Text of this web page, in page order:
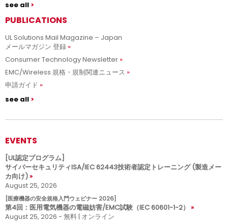
see all
PUBLICATIONS
UL Solutions Mail Magazine – Japan
メールマガジン 登録
Consumer Technology Newsletter
EMC/Wireless 規格・規制関連ニュース
申請ガイド
see all
EVENTS
[UL認定プログラム]
サイバーセキュリティISA/IEC 62443技術者認定トレーニング (製造メー
カ向け)
August 25, 2026
[医療機器の安全規格入門ウェビナー 2026]
第4回：医用電気機器の電磁妨害/EMC試験（IEC 60601-1-2）
August 25, 2026 - 無料 | オンライン